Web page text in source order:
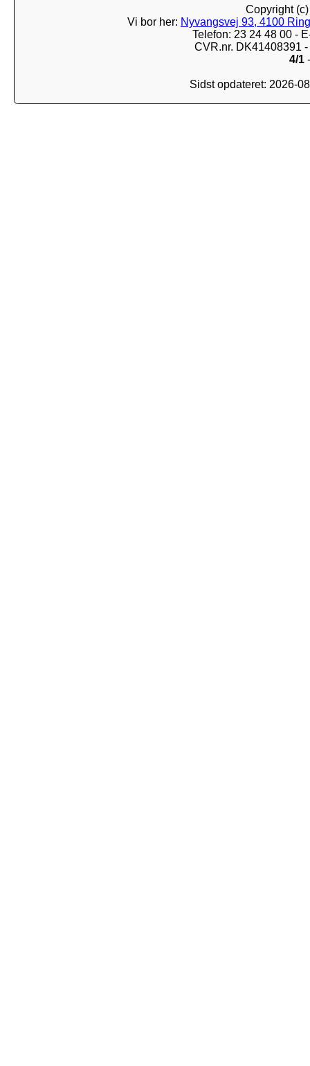
Copyright
Vi bor her: Nyvangsvej 93, 4100
Telefon: 23 24 48 00 -
CVR.nr. DK41408391
4/1
Sidst opdateret: 2026-